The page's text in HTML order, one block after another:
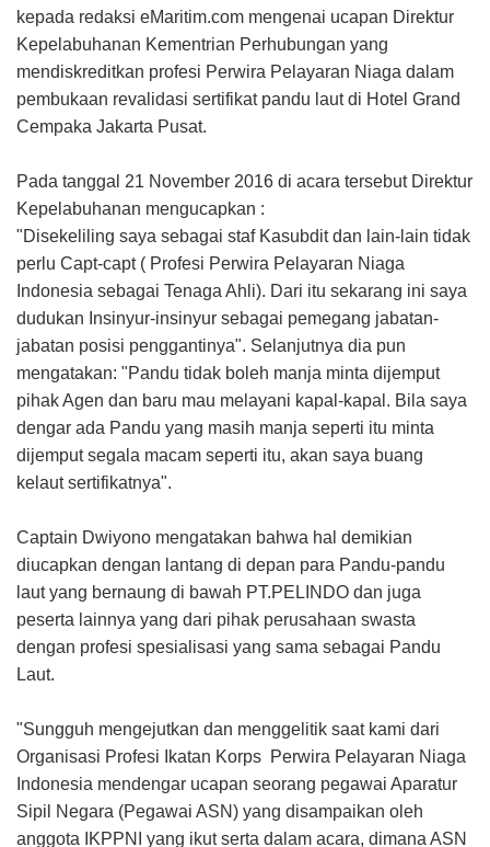
kepada redaksi eMaritim.com mengenai ucapan Direktur
Kepelabuhanan Kementrian Perhubungan yang
mendiskreditkan profesi Perwira Pelayaran Niaga dalam
pembukaan revalidasi sertifikat pandu laut di Hotel Grand
Cempaka Jakarta Pusat.
Pada tanggal 21 November 2016 di acara tersebut Direktur
Kepelabuhanan mengucapkan :
"Disekeliling saya sebagai staf Kasubdit dan lain-lain tidak
perlu Capt-capt ( Profesi Perwira Pelayaran Niaga
Indonesia sebagai Tenaga Ahli). Dari itu sekarang ini saya
dudukan Insinyur-insinyur sebagai pemegang jabatan-
jabatan posisi penggantinya". Selanjutnya dia pun
mengatakan: "Pandu tidak boleh manja minta dijemput
pihak Agen dan baru mau melayani kapal-kapal. Bila saya
dengar ada Pandu yang masih manja seperti itu minta
dijemput segala macam seperti itu, akan saya buang
kelaut sertifikatnya".
Captain Dwiyono mengatakan bahwa hal demikian
diucapkan dengan lantang di depan para Pandu-pandu
laut yang bernaung di bawah PT.PELINDO dan juga
peserta lainnya yang dari pihak perusahaan swasta
dengan profesi spesialisasi yang sama sebagai Pandu
Laut.
"Sungguh mengejutkan dan menggelitik saat kami dari
Organisasi Profesi Ikatan Korps Perwira Pelayaran Niaga
Indonesia mendengar ucapan seorang pegawai Aparatur
Sipil Negara (Pegawai ASN) yang disampaikan oleh
anggota IKPPNI yang ikut serta dalam acara, dimana ASN